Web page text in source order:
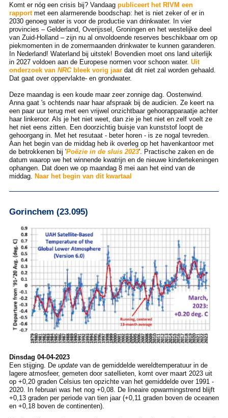
Komt er nóg een crisis bij? Vandaag publiceert het RIVM een
rapportmet een alarmerende boodschap: het is niet zeker of er in
2030 genoeg water is voor de productie van drinkwater. In vier
provincies – Gelderland, Overijssel, Groningen en het westelijke deel
van Zuid-Holland – zijn nu al onvoldoende reserves beschikbaar om op
piekmomenten in de zomermaanden drinkwater te kunnen garanderen.
In Nederland! Waterland bij uitstek! Bovendien moet ons land uiterlijk
in 2027 voldoen aan de Europese normen voor schoon water. Uit
onderzoek van NRCbleek vorig jaardat dit niet zal worden gehaald.
Dat gaat over oppervlakte- en grondwater.
Deze maandag is een koude maar zeer zonnige dag. Oostenwind.
Anna gaat 's ochtends naar haar afspraak bij de audicien. Ze keert na
een paar uur terug met een vrijwel onzichtbaar gehoorapparaatje achter
haar linkeroor. Als je het niet weet, dan zie je het niet en zelf voelt ze
het niet eens zitten. Een doorzichtig buisje van kunststof loopt de
gehoorgang in. Met het resutaat - beter horen - is ze nogal tevreden.
Aan het begin van de middag heb ik overleg op het havenkantoor met
de betrokkenen bij 'Poëzie in de sluis 2023'. Practische zaken en de
datum waarop we het winnende kwatrijn en de nieuwe kindertekeningen
ophangen. Dat doen we op maandag 8 mei aan het eind van de
middag. Naar het begin van dit kwartaal
Gorinchem (23.095)
Dinsdag 04-04-2023
Een stijging. De updatevan de gemiddelde wereldtemperatuur in de
lagere atmosfeer, gemeten door satellieten, komt over maart 2023 uit
op +0,20 graden Celsius ten opzichte van het gemiddelde over 1991 -
2020. In februari was het nog +0,08. De lineaire opwarmingstrend blijft
+0,13 graden per periode van tien jaar (+0,11 graden boven de oceanen
en +0,18 boven de continenten).